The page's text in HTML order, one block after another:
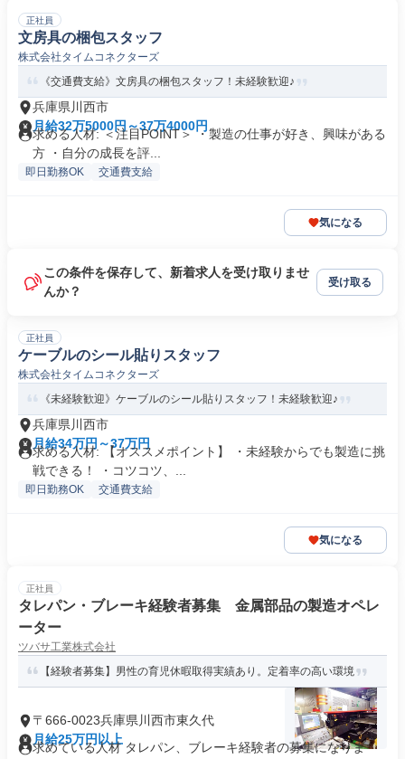
正社員
文房具の梱包スタッフ
株式会社タイムコネクターズ
《交通費支給》文房具の梱包スタッフ！未経験歓迎♪
兵庫県川西市
月給32万5000円～37万4000円
求める人材: ＜注目POINT＞ ・製造の仕事が好き、興味がある
方 ・自分の成長を評...
即日勤務OK 交通費支給
気になる
この条件を保存して、新着求人を受け取りませ
んか？
受け取る
正社員
ケーブルのシール貼りスタッフ
株式会社タイムコネクターズ
《未経験歓迎》ケーブルのシール貼りスタッフ！未経験歓迎♪
兵庫県川西市
月給34万円～37万円
求める人材: 【オススメポイント】 ・未経験からでも製造に挑
戦できる！ ・コツコツ、...
即日勤務OK 交通費支給
気になる
正社員
タレパン・ブレーキ経験者募集 金属部品の製造オペレ
ーター
ツバサ工業株式会社
【経験者募集】男性の育児休暇取得実績あり。定着率の高い環境
〒666-0023兵庫県川西市東久代
月給25万円以上
求めている人材 タレパン、ブレーキ経験者の募集になりま